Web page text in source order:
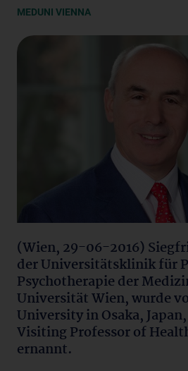
MEDUNI VIENNA
(Wien, 29-06-2016)
der Universitätsklinik für
Psychotherapie der
Universität Wien, wurde
University in Osaka,
Visiting Professor of
ernannt.